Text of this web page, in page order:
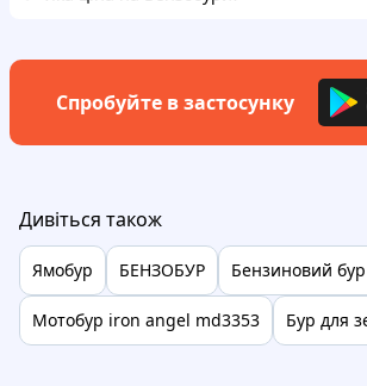
Спробуйте в застосунку
Дивіться також
Ямобур БЕНЗОБУР Бензиновий бур
Мотобур iron angel md3353 Бур для